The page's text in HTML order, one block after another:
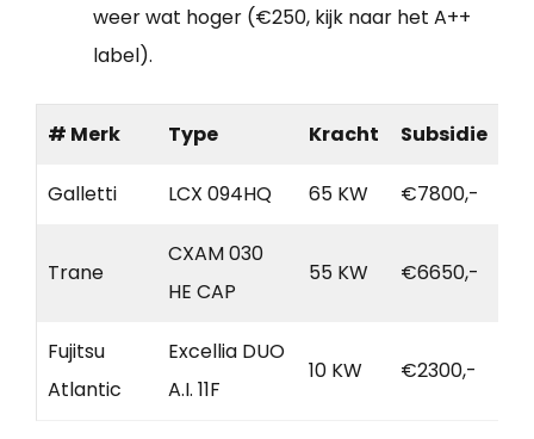
weer wat hoger (€250, kijk naar het A++
label).
# Merk Type Kracht Subsidie
Galletti LCX 094HQ 65 KW €7800,-
Trane
CXAM 030
HE CAP
55 KW €6650,-
Fujitsu
Atlantic
Excellia DUO
A.I. 11F
10 KW €2300,-